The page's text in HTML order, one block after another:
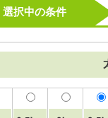
選択中の条件